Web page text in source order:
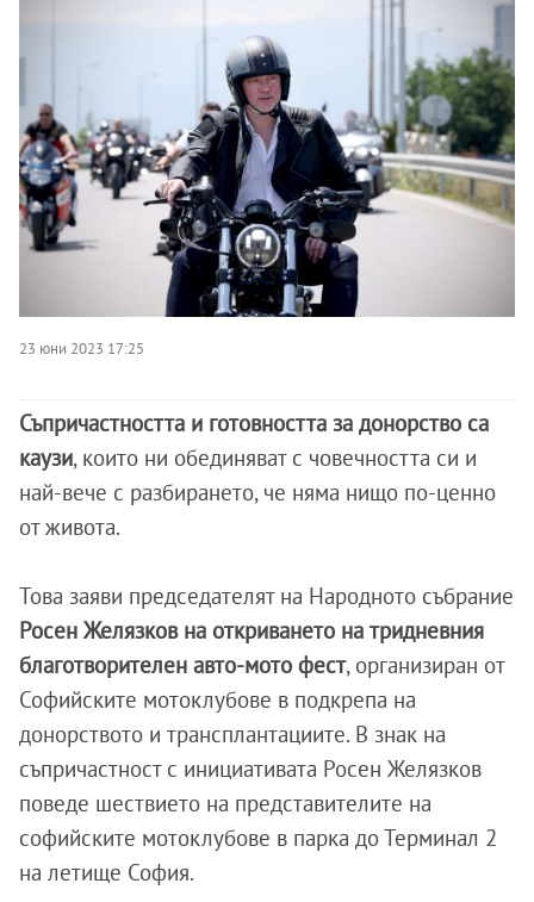
23 юни 2023 17:25
Съпричастността и готовността за донорство са
каузи, които ни обединяват с човечността си и
най-вече с разбирането, че няма нищо по-ценно
от живота.
Това заяви председателят на Народното събрание
Росен Желязков на откриването на тридневния
благотворителен авто-мото фест, организиран от
Софийските мотоклубове в подкрепа на
донорството и трансплантациите. В знак на
съпричастност с инициативата Росен Желязков
поведе шествието на представителите на
софийските мотоклубове в парка до Терминал 2
на летище София.